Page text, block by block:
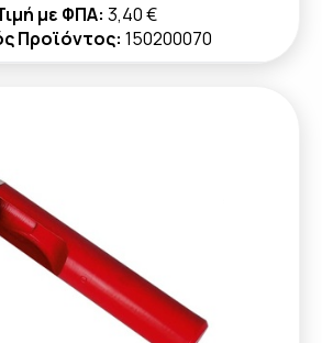
με ΦΠΑ: 3,40 €
Προϊόντος: 150200070